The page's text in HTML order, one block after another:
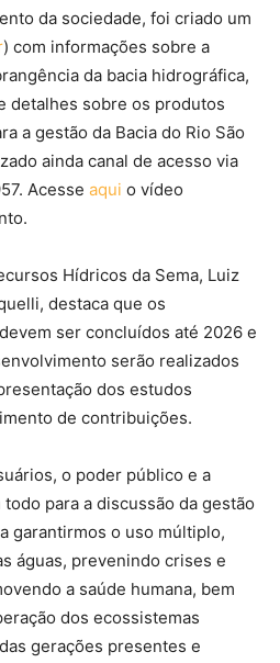
da sociedade, foi criado um
) com informações sobre a
da bacia hidrográfica,
detalhes sobre os produtos
a gestão da Bacia do Rio São
ainda canal de acesso via
Acesse aqui o vídeo
Hídricos da Sema, Luiz
destaca que os
ser concluídos até 2026 e
serão realizados
dos estudos
de contribuições.
o poder público e a
para a discussão da gestão
garantirmos o uso múltiplo,
águas, prevenindo crises e
a saúde humana, bem
dos ecossistemas
gerações presentes e